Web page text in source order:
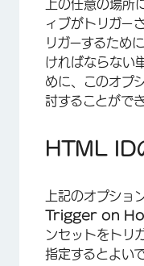
上の任意の場所
ィブがトリガー
リガーするため
ければならない
めに、このオプ
討することができ
HTML ID
上記のオプショ
Trigger on
ンセットをトリ
指定するとよい